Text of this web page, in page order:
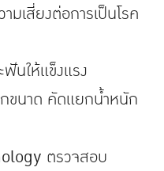
มเสี่ยงต่อการเป็นโรค
นให้แข็งแรง
ขนาด คัดแยกน้ำหนัก
ตรวจสอบ